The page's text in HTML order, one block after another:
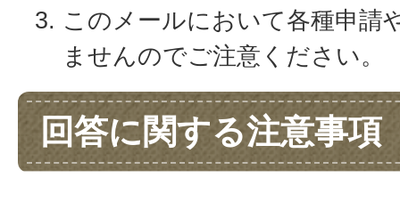
このメールにおいて各種申請
ませんのでご注意ください。
回答に関する注意事項